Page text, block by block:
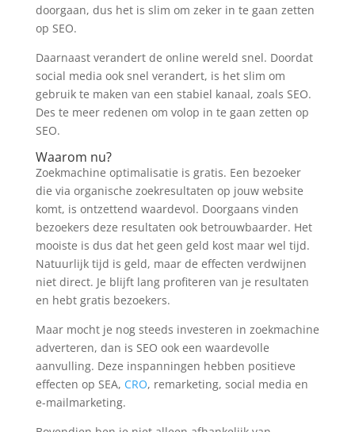
doorgaan, dus het is slim om zeker in te gaan zetten
op SEO.
Daarnaast verandert de online wereld snel. Doordat
social media ook snel verandert, is het slim om
gebruik te maken van een stabiel kanaal, zoals SEO.
Des te meer redenen om volop in te gaan zetten op
SEO.
Waarom nu?
Zoekmachine optimalisatie is gratis. Een bezoeker
die via organische zoekresultaten op jouw website
komt, is ontzettend waardevol. Doorgaans vinden
bezoekers deze resultaten ook betrouwbaarder. Het
mooiste is dus dat het geen geld kost maar wel tijd.
Natuurlijk tijd is geld, maar de effecten verdwijnen
niet direct. Je blijft lang profiteren van je resultaten
en hebt gratis bezoekers.
Maar mocht je nog steeds investeren in zoekmachine
adverteren, dan is SEO ook een waardevolle
aanvulling. Deze inspanningen hebben positieve
effecten op SEA, CRO, remarketing, social media en
e-mailmarketing.